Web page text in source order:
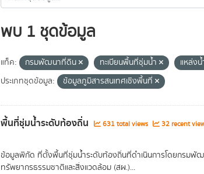
พบ 1 ชุดข้อมูล
แท็ค: กรมพัฒนาที่ดิน ทะเบียนพื้นที่ชุ่มน้ำ แหล่งน้
ประเภทชุดข้อมูล:
ข้อมูลภูมิสารสนเทศเชิงพื้นที่
พื้นที่ชุ่มน้ำระดับท้องถิ่น 631 total views 32 recent
ข้อมูลพิกัด ที่ตั้งพื้นที่ชุ่มน้ำระดับท้องถิ่นที่ดำเนินการโดยกรมพั
ทรัพยากรธรรมชาติและสิ่งแวดล้อม (สผ.)...